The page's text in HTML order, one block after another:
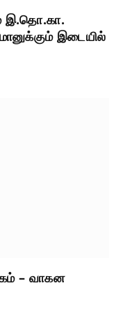
இ.தொ.கா.
இடையில்
– வாகன